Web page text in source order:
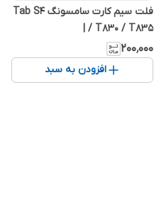
فلت سیم کارت سامسونگ Tab S4
/ T830 / T835 |
۲۰۰٬۰۰۰
افزودن به سبد